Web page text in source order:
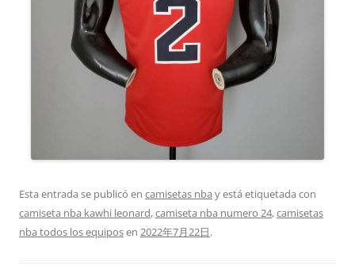
Esta entrada se publicó en camisetas nba y está etiquetada con
camiseta nba kawhi leonard,camiseta nba numero 24,camisetas
nba todos los equiposen 2022年7月22日.